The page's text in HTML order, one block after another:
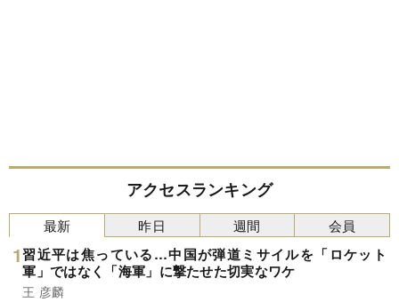
アクセスランキング
最新
習近平は焦っている…中国が弾道ミサイルを「ロケット
軍」ではなく「海軍」に撃たせた切実なワケ
王 彦麟
昨日 週間 会員